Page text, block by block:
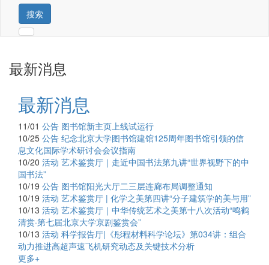
搜索
最新消息
最新消息
11/01 公告 图书馆新主页上线试运行
10/25 公告 纪念北京大学图书馆建馆125周年图书馆引领的信
息文化国际学术研讨会会议指南
10/20 活动 艺术鉴赏厅｜走近中国书法第九讲“世界视野下的中
国书法”
10/19 公告 图书馆阳光大厅二三层连廊布局调整通知
10/19 活动 艺术鉴赏厅 | 化学之美第四讲“分子建筑学的美与用”
10/13 活动 艺术鉴赏厅｜中华传统艺术之美第十八次活动“鸣鹤
清赏·第七届北京大学京剧鉴赏会”
10/13 活动 科学报告厅|《彤程材料科学论坛》第034讲：组合
动力推进高超声速飞机研究动态及关键技术分析
更多+